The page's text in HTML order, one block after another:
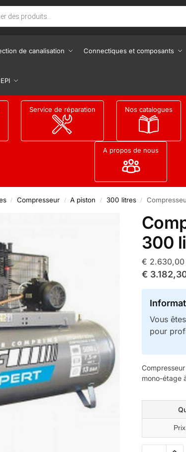
de canalisation Connectiques et composants
EPI
Service de réparation Nos catalogues
A propos de nous
/ Compresseur / A piston / 300 litres /
300
€ 2.630,00
€
Vous
pour
mono-étage